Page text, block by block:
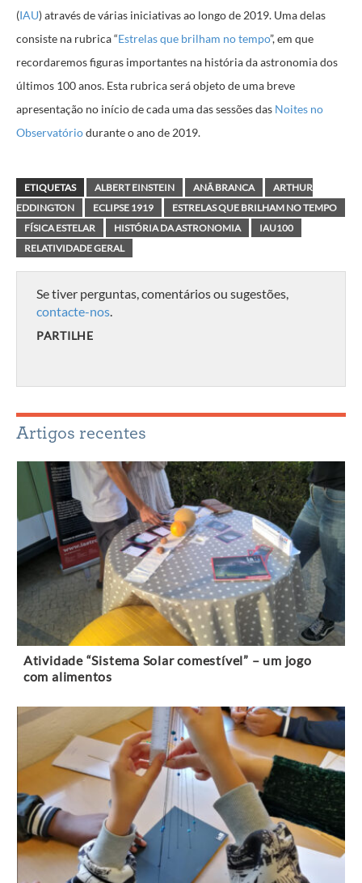
(IAU) através de várias iniciativas ao longo de 2019. Uma delas
consiste na rubrica “Estrelas que brilham no tempo”, em que
recordaremos figuras importantes na história da astronomia dos
últimos 100 anos. Esta rubrica será objeto de uma breve
apresentação no início de cada uma das sessões das Noites no
Observatóriodurante o ano de 2019.
ETIQUETAS ALBERT EINSTEIN ANÃ BRANCA
ARTHUR
EDDINGTON
ECLIPSE 1919
ESTRELAS QUE BRILHAM NO TEMPO
FÍSICA ESTELAR
HISTÓRIA DA ASTRONOMIA
IAU100
RELATIVIDADE GERAL
Se tiver perguntas, comentários ou sugestões,
contacte-nos.
PARTILHE
Artigos recentes
Atividade “Sistema Solar comestível” – um jogo
com alimentos